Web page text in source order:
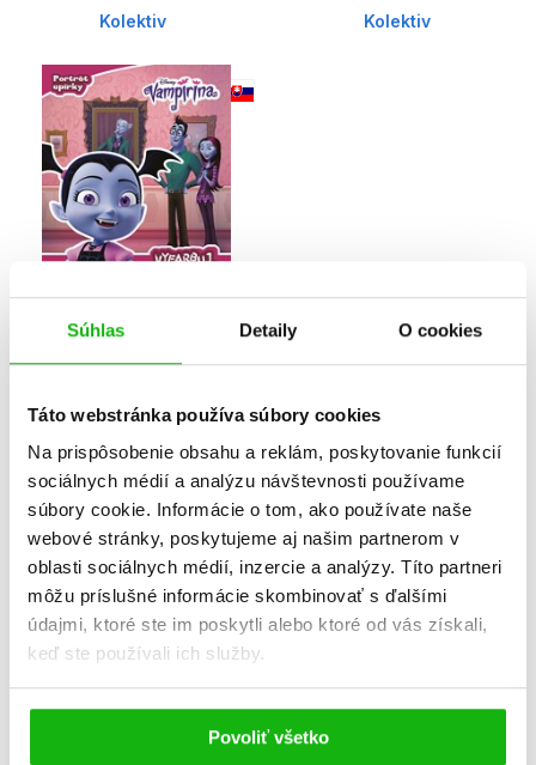
Súhlas Detaily O cookies
Táto webstránka používa súbory cookies
Na prispôsobenie obsahu a reklám, poskytovanie funkcií
sociálnych médií a analýzu návštevnosti používame
súbory cookie. Informácie o tom, ako používate naše
webové stránky, poskytujeme aj našim partnerom v
oblasti sociálnych médií, inzercie a analýzy. Títo partneri
môžu príslušné informácie skombinovať s ďalšími
údajmi, ktoré ste im poskytli alebo ktoré od vás získali,
keď ste používali ich služby.
Povoliť všetko
Kolektiv Kolektiv
Kolektiv
1